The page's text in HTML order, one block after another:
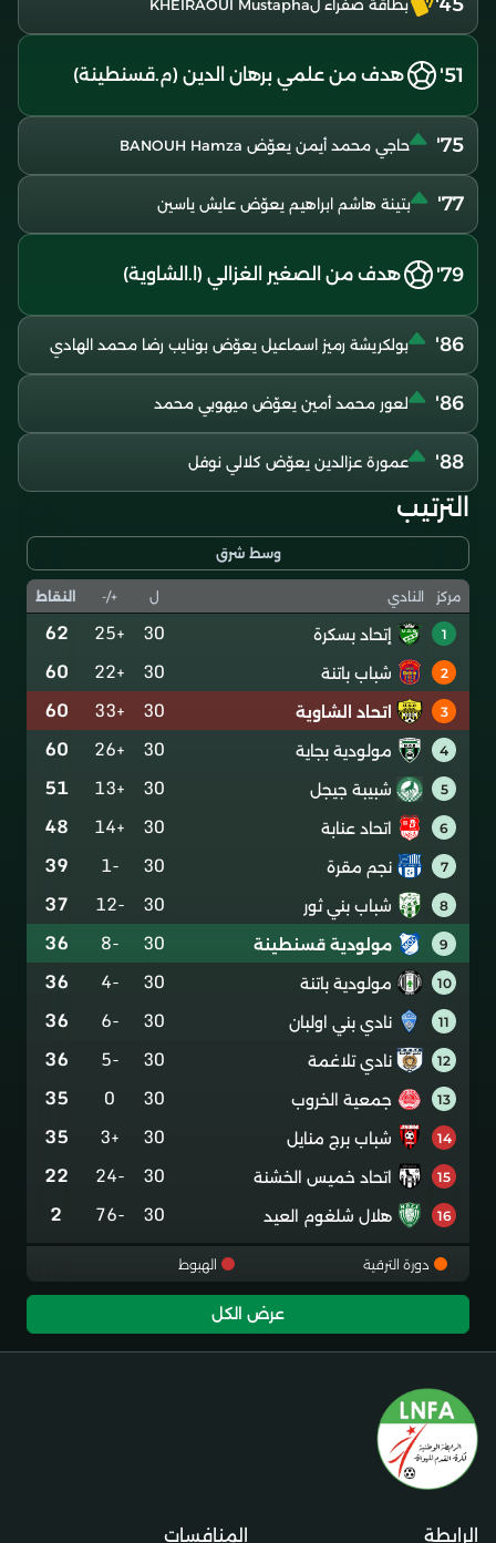
بطاقة صفراء لKHEIRAOUI Mustapha
51' هدف من علمي برهان الدين (م.قسنطينة)
75' حاجي محمد أيمن يعوّض BANOUH Hamza
77' بتينة هاشم ابراهيم يعوّض عايش ياسين
79' هدف من الصغير الغزالي (ا.الشاوية)
86' بولكريشة رميز اسماعيل يعوّض بونايب رضا محمد الهادي
86' لعور محمد أمين يعوّض ميهوبي محمد
88' عمورة عزالدين يعوّض كلالي نوفل
الترتيب
وسط شرق
مركز النادي ل +/- النقاط
1 إتحاد بسكرة 30
+25
62
2 شباب باتنة 30
+22
60
3 اتحاد الشاوية 30
+33
60
4 مولودية بجاية 30
+26
60
5 شبيبة جيجل 30
+13
51
6 اتحاد عنابة 30
+14
48
7 نجم مقرة 30
-1
39
8 شباب بني ثور 30
-12
37
9 مولودية قسنطينة 30
-8
36
10 مولودية باتنة 30
-4
36
11 نادي بني اولبان 30
-6
36
12 نادي تلاغمة 30
-5
36
13 جمعية الخروب 30
0
35
14 شباب برج منايل 30
+3
35
15 اتحاد خميس الخشنة 30
-24
22
16 هلال شلغوم العيد 30
-76
2
دورة الترقية الهبوط
عرض الكل
الرابطة المنافسات